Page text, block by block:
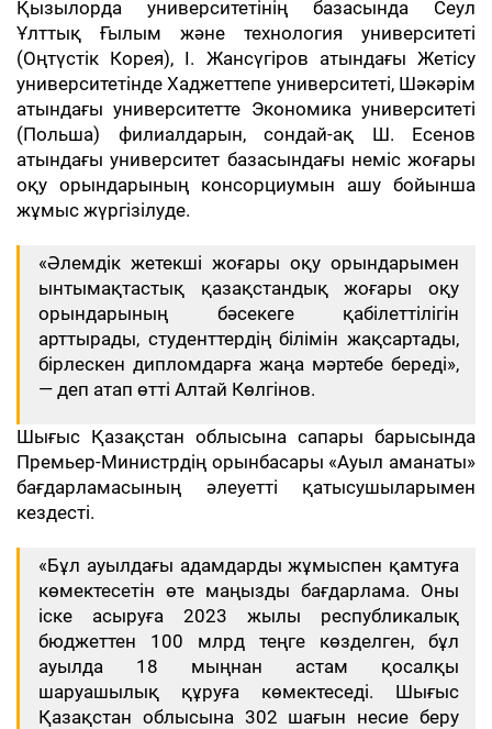
Қызылорда университетінің базасында Сеул
Ұлттық Ғылым және технология университеті
(Оңтүстік Корея), І. Жансүгіров атындағы Жетісу
университетінде Хаджеттепе университеті, Шәкәрім
атындағы университетте Экономика университеті
(Польша) филиалдарын, сондай-ақ Ш. Есенов
атындағы университет базасындағы неміс жоғары
оқу орындарының консорциумын ашу бойынша
жұмыс жүргізілуде.
«Әлемдік жетекші жоғары оқу орындарымен
ынтымақтастық қазақстандық жоғары оқу
орындарының бәсекеге қабілеттілігін
арттырады, студенттердің білімін жақсартады,
бірлескен дипломдарға жаңа мәртебе береді»,
— деп атап өтті Алтай Көлгінов.
Шығыс Қазақстан облысына сапары барысында
Премьер-Министрдің орынбасары «Ауыл аманаты»
бағдарламасының әлеуетті қатысушыларымен
кездесті.
«Бұл ауылдағы адамдарды жұмыспен қамтуға
көмектесетін өте маңызды бағдарлама. Оны
іске асыруға 2023 жылы республикалық
бюджеттен 100 млрд теңге көзделген, бұл
ауылда 18 мыңнан астам қосалқы
шаруашылық құруға көмектеседі. Шығыс
Қазақстан облысына 302 шағын несие беру